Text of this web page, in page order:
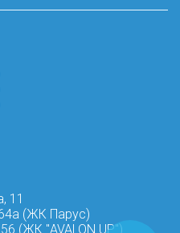
11
64а (ЖК Парус)
(ЖК "AVALON UP")